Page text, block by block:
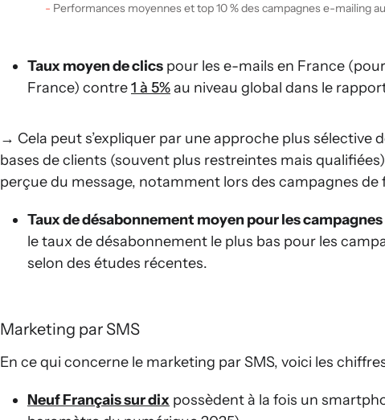
Performances moyennes et top 10 % des campagnes e-mailing
Taux moyen de clics pour les e-mails en France
France) contre1 à 5%au niveau global dans le
→ Cela peut s’expliquer par une approche plus sélective
bases de clients (souvent plus restreintes mais
perçue du message, notamment lors des campagnes de
Taux de désabonnement moyen pour les
le taux de désabonnement le plus bas pour les
selon des études récentes.
Marketing par SMS
En ce qui concerne le marketing par SMS, voici les
Neuf Français sur dix possèdent à la fois un